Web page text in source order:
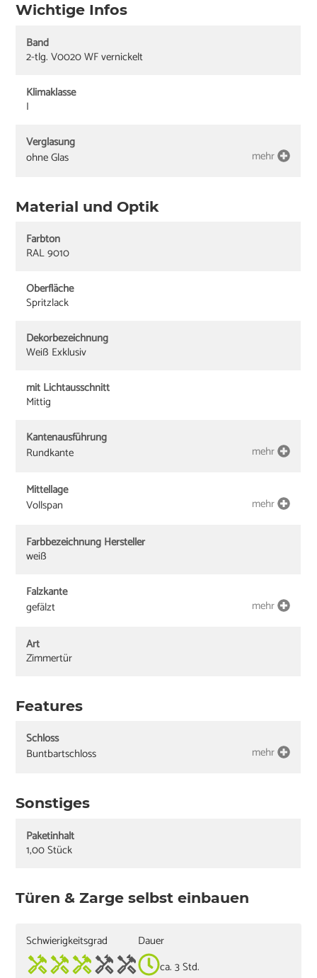
Wichtige Infos
Band
2-tlg. V0020 WF vernickelt
Klimaklasse
I
Verglasung
ohne Glas
mehr
Material und Optik
Farbton
RAL 9010
Oberfläche
Spritzlack
Dekorbezeichnung
Weiß Exklusiv
mit Lichtausschnitt
Mittig
Kantenausführung
Rundkante
mehr
Mittellage
Vollspan
mehr
Farbbezeichnung Hersteller
weiß
Falzkante
gefälzt
mehr
Art
Zimmertür
Features
Schloss
Buntbartschloss
mehr
Sonstiges
Paketinhalt
1,00 Stück
Türen & Zarge selbst einbauen
Schwierigkeitsgrad
Dauer
ca. 3 Std.